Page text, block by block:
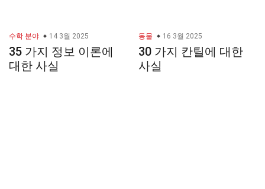
수학 분야 14 3월 2025
35 가지 정보 이론에
대한 사실
동물 16 3월 2025
30 가지 칸틸에 대한
사실